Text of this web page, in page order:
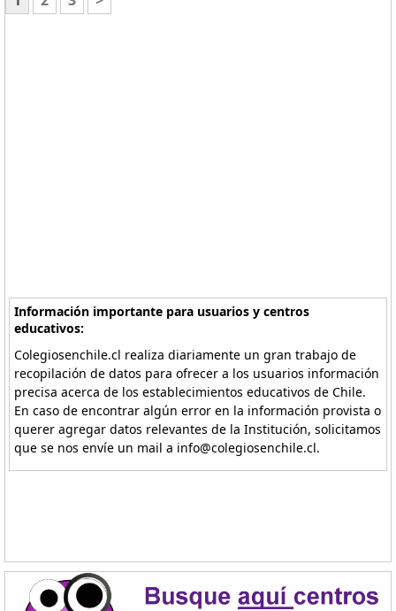
Información importante para usuarios y centros
educativos:
Colegiosenchile.cl realiza diariamente un gran trabajo de
recopilación de datos para ofrecer a los usuarios información
precisa acerca de los establecimientos educativos de Chile.
En caso de encontrar algún error en la información provista o
querer agregar datos relevantes de la Institución, solicitamos
que se nos envíe un mail a info@colegiosenchile.cl.